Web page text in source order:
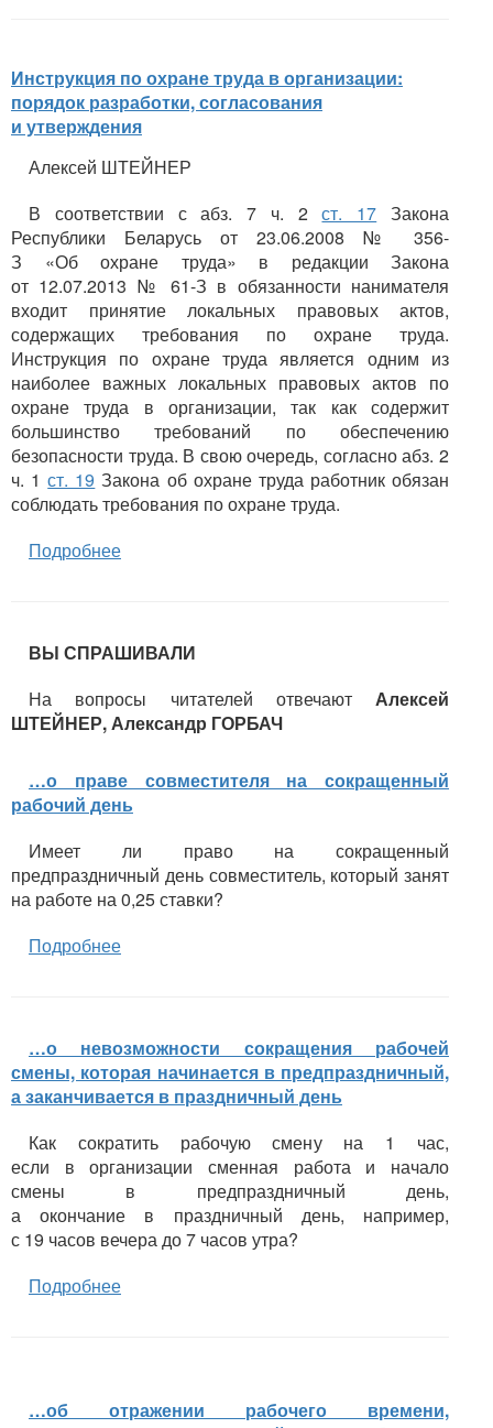
Инструкция по охране труда в организации:
порядок разработки, согласования
и утверждения
Алексей ШТЕЙНЕР
В соответствии с абз. 7 ч. 2ст. 17 Закона
Республики Беларусь от 23.06.2008 № 356-
З «Об охране труда» в редакции Закона
от 12.07.2013 № 61-З в обязанности нанимателя
входит принятие локальных правовых актов,
содержащих требования по охране труда.
Инструкция по охране труда является одним из
наиболее важных локальных правовых актов по
охране труда в организации, так как содержит
большинство требований по обеспечению
безопасности труда. В свою очередь, согласно абз. 2
ч. 1ст. 19 Закона об охране труда работник обязан
соблюдать требования по охране труда.
Подробнее
ВЫ СПРАШИВАЛИ
На вопросы читателей отвечают Алексей
ШТЕЙНЕР, Александр ГОРБАЧ
…о праве совместителя на сокращенный
рабочий день
Имеет ли право на сокращенный
предпраздничный день совместитель, который занят
на работе на 0,25 ставки?
Подробнее
…о невозможности сокращения рабочей
смены, которая начинается в предпраздничный,
а заканчивается в праздничный день
Как сократить рабочую смену на 1 час,
если в организации сменная работа и начало
смены в предпраздничный день,
а окончание в праздничный день, например,
с 19 часов вечера до 7 часов утра?
Подробнее
…об отражении рабочего времени,